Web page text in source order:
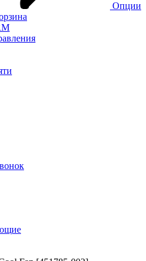
Опции